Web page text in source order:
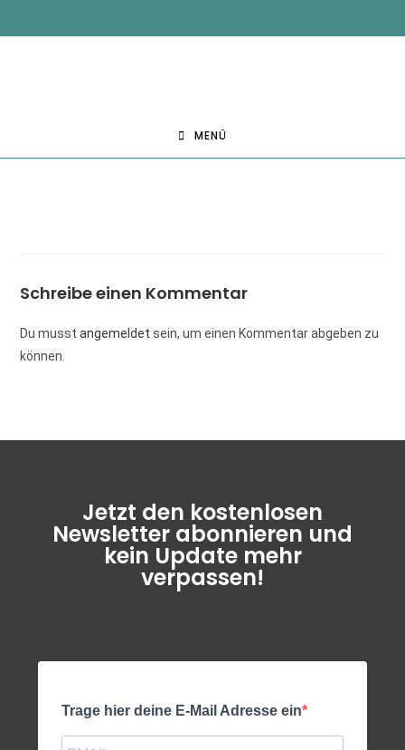
MENÜ
Schreibe einen Kommentar
Du musstangemeldet sein, um einen Kommentar abgeben zu
können.
Jetzt den kostenlosen
Newsletter abonnieren und
kein Update mehr
verpassen!
Trage hier deine E-Mail Adresse ein